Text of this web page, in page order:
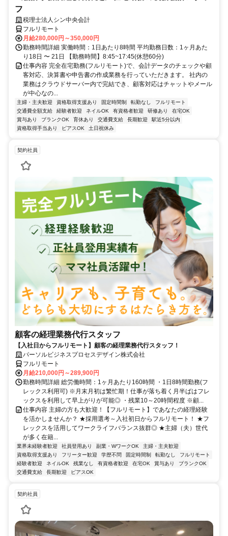
フ
税理士法人シン中央会計
フルリモート
月給280,000円～350,000円
勤務時間詳細 実働時間：1日あたり8時間 平均勤務日数：1ヶ月あた
り18日 〜 21日 【勤務時間】8:45~17:45(休憩60分)
仕事内容 完全在宅勤務(フルリモート)で、会計データのチェックや顧
客対応、決算書や申告書の作成業務を行っていただきます。 社内の
業務はクラウドサーバー内で完結でき、顧客対応はチャットやメール
が中心なの...
主婦・主夫歓迎 資格取得支援あり 固定時間制 転勤なし
フルリモート
交通費全額支給
経験者歓迎 ネイルOK 有資格者歓迎 研修あり
在宅OK
賞与あり
ブランクOK 育休あり 交通費支給 長期歓迎
駅近5分以内
資格取得手当あり
ピアスOK 土日祝休み
契約社員
顧客の経理業務代行スタッフ
【入社日からフルリモート】顧客の経理業務代行スタッフ！
パーソルビジネスプロセスデザイン株式会社
フルリモート
月給210,000円～289,900円
勤務時間詳細 総労働時間：1ヶ月あたり160時間 ・1日8時間勤務(フ
レックス利用可) ※月末月初は繁忙期！仕事が落ち着く月半ばはフレ
ックスを利用して早上がりが可能◎ ・残業10～20時間程度 ※顧...
仕事内容 主婦の方も大歓迎！【フルリモート】であなたの経理経験
を活かしませんか？ ★採用選考～入社初日からフルリモート！ ★フ
レックスを活用してワークライフバランス抜群◎ ★主婦（夫）世代
が多く在籍...
業界未経験者歓迎 社員登用あり 副業・WワークOK
主婦・主夫歓迎
資格取得支援あり
フリーター歓迎 学歴不問 固定時間制 転勤なし
フルリモート
経験者歓迎
ネイルOK 残業なし 有資格者歓迎 在宅OK 賞与あり
ブランクOK
交通費支給
長期歓迎 ピアスOK
契約社員